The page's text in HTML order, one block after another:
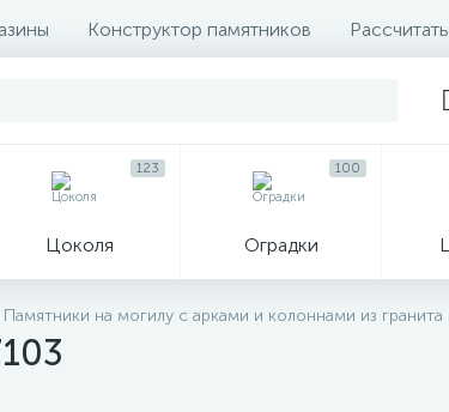
Конструктор памятников
Цоколя
123
Оградки
100
Памятники на могилу с арками и колоннами из